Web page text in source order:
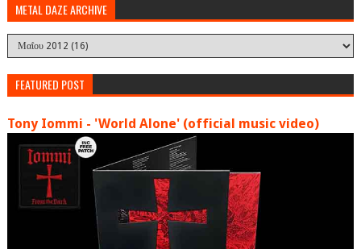
METAL DAZE ARCHIVE
FEATURED POST
Tony Iommi - 'World Alone' (official music video)